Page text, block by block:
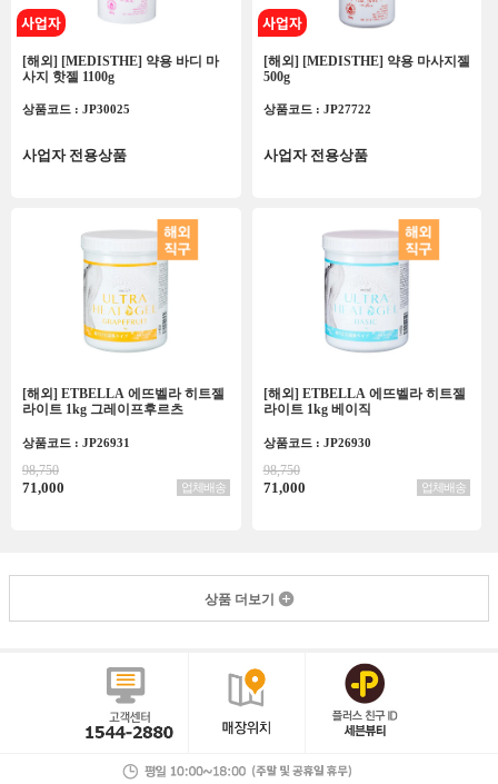
[해외] [MEDISTHE] 약용 바디 마
사지 핫젤 1100g
상품코드 : JP30025
사업자 전용상품
[해외] [MEDISTHE] 약용 마사지젤
500g
상품코드 : JP27722
사업자 전용상품
[해외] ETBELLA 에뜨벨라 히트젤
라이트 1kg 그레이프후르츠
상품코드 : JP26931
98,750
71,000 업체배송
[해외] ETBELLA 에뜨벨라 히트젤
라이트 1kg 베이직
상품코드 : JP26930
98,750
71,000 업체배송
상품 더보기